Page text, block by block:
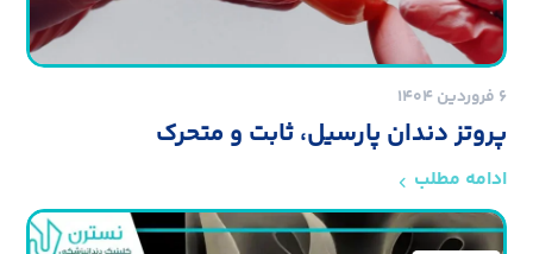
۶ فروردین ۱۴۰۴
پروتز دندان پارسیل، ثابت و متحرک
ادامه مطلب